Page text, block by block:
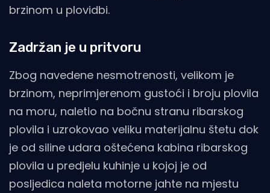
brzinom u plovidbi.
Zadržan je u pritvoru
Zbog navedene nesmotrenosti, velikom je
brzinom, neprimjerenom gustoći i broju plovila
na moru, naletio na bočnu stranu ribarskog
plovila i uzrokovao veliku materijalnu štetu dok
je od siline udara oštećena kabina ribarskog
plovila u predjelu kuhinje u kojoj je od
posljedica naleta motorne jahte na mjestu